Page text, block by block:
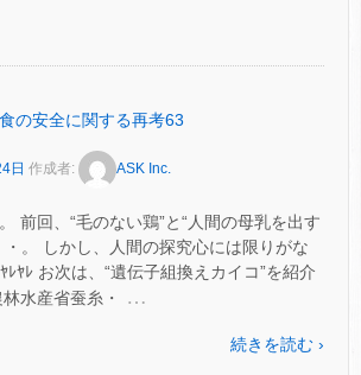
の安全に関する再考63
日 作成者: ASK Inc.
前回、“毛のない鶏”と“人間の母乳を出す
・。 しかし、人間の探究心には限りがな
ﾚﾔﾚ お次は、“遺伝子組換えカイコ”を紹介
水産省蚕糸・
…
続きを読む ›